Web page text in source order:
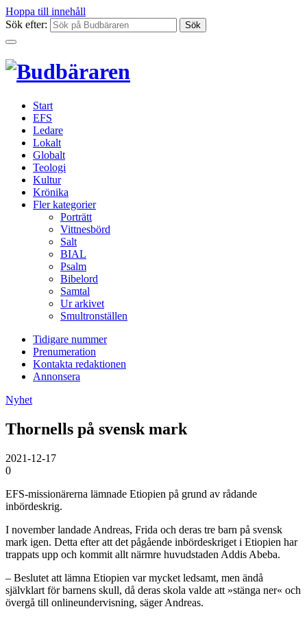
Hoppa till innehåll
Sök efter:
Start
EFS
Ledare
Lokalt
Globalt
Teologi
Kultur
Krönika
Fler kategorier
Porträtt
Vittnesbörd
Salt
BIAL
Psalm
Bibelord
Samtal
Ur arkivet
Smultronställen
Tidigare nummer
Prenumeration
Kontakta redaktionen
Annonsera
Nyhet
Thornells på svensk mark
2021-12-17
0
EFS-missionärerna lämnade Etiopien på grund av rådande
inbördeskrig.
I november landade Andreas, Frida och deras tre barn på svensk
mark igen. Detta efter att det pågående inbördeskriget i Etiopien har
trappats upp och kommit allt närmre huvudstaden Addis Abeba.
– Beslutet att lämna Etiopien var mycket ledsamt, men ändå
självklart för barnens skull, då deras skola valde att »stänga ner« och
övergå till onlineundervisning, säger Andreas.